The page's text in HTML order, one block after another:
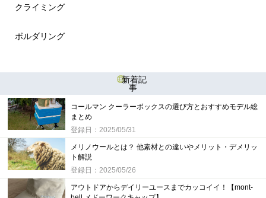
クライミング
ボルダリング
新着記
事
コールマン クーラーボックスの選び方とおすすめモデル総
まとめ
登録日：2025/05/31
メリノウールとは？ 他素材との違いやメリット・デメリッ
ト解説
登録日：2025/05/26
アウトドアからデイリーユースまでカッコイイ！【mont-